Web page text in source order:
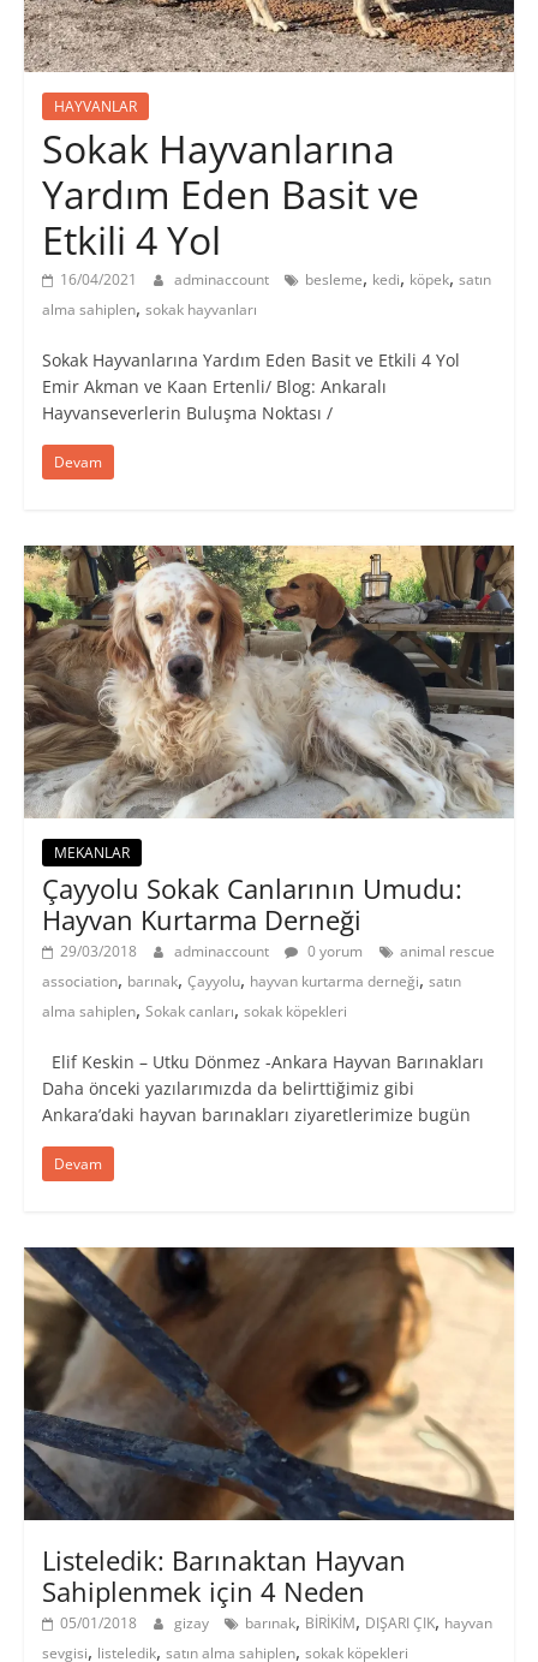
HAYVANLAR
Sokak Hayvanlarına
Yardım Eden Basit ve
Etkili 4 Yol
16/04/2021 adminaccount besleme, kedi, köpek, satın
alma sahiplen, sokak hayvanları
Sokak Hayvanlarına Yardım Eden Basit ve Etkili 4 Yol
Emir Akman ve Kaan Ertenli/ Blog: Ankaralı
Hayvanseverlerin Buluşma Noktası /
Devam
MEKANLAR
Çayyolu Sokak Canlarının Umudu:
Hayvan Kurtarma Derneği
29/03/2018 adminaccount 0 yorum
animal rescue
association, barınak, Çayyolu, hayvan kurtarma derneği, satın
alma sahiplen, Sokak canları, sokak köpekleri
Elif Keskin – Utku Dönmez -Ankara Hayvan Barınakları
Daha önceki yazılarımızda da belirttiğimiz gibi
Ankara’daki hayvan barınakları ziyaretlerimize bugün
Devam
Listeledik: Barınaktan Hayvan
Sahiplenmek için 4 Neden
05/01/2018 gizay barınak, BİRİKİM, DIŞARI ÇIK, hayvan
sevgisi, listeledik, satın alma sahiplen, sokak köpekleri